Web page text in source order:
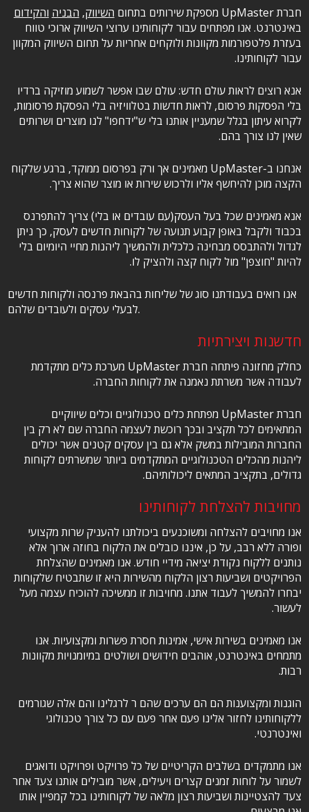
חברת UpMaster מספקת שירותים בתחום השיווק, הבניה והקידום
באינטרנט. אנו מפתחים עבור לקוחותינו ערוצי השיווק ארוכי טווח
בעזרת פלטפורמות מקוונות ולוקחים אחריות על תחום השיווק המקוון
עבור לקוחותינו.
אנא רוצים לראות עולם חדש: עולם שבו אפשר לשמוע מוזיקה ברדיו
בלי הפסקות פרסום, לראות חדשות בטלוויזיה בלי הפסקת פרסומות,
לקרוא עיתון בגלל שמעניין אותנו בלי ש"ידחפו" לנו מוצרים ושרותים
שאין לנו צורך בהם.
אנחנו ב-UpMaster מאמינים אך ורק בפרסום ממוקד, ברגע שלקוח
הקצה מוכן להיחשף אליו ולרכוש שירות או מוצר שהוא צריך.
אנא מאמינים שכל בעל העסק(עם עובדים או בלי) צריך להתפרנס
בכבוד ולקבל באופן קבוע תנועה של לקוחות חדשים לעסק, כך ניתן
לגדול ולהתבסס מבחינה כלכלית ולהמשיך ליהנות מחיי היומיום בלי
להיות "חוצפן" מול לקוח קצה ולהציק לו.
אנו רואים בעבודתנו סוג של שליחות בהבאת פרנסה ולקוחות חדשים
לבעלי עסקים ולעובדים שלהם.
חדשנות ויצירתיות
כחלק מחזונה פיתחה חברת UpMaster מערכת כלים מתקדמת
לעבודה אשר משרתת נאמנה את לקוחות החברה.
חברת UpMaster מפתחת כלים טכנולוגיים וכלים שיווקיים
המתאימים לכל תקציב ובכך רוכשת לעצמה החברה שם לא רק בין
החברות המובילות במשק אלא גם בין עסקים קטנים אשר יכולים
ליהנות מהכלים הטכנולוגיים המתקדמים ביותר שמשרתים לקוחות
גדולים, בתקציב המתאים ליכולותיהם.
מחויבות להצלחת לקוחותינו
אנו מחויבים להצלחה ומשוכנעים ביכולתנו להעניק שרות מקצועי
ופורה ללא רבב, על כן, איננו כובלים את הלקוח בחוזה ארוך אלא
נותנים ללקוח נקודת יציאה מידיי חודש. אנו מאמינים שהצלחת
הפרויקטים ושביעות רצון הלקוח מהשירות היא זו שתבטיח שלקוחות
יבחרו להמשיך לעבוד אתנו. מחויבות זו ממשיכה להוכיח עצמה מעל
לעשור.
אנו מאמינים בשירות אישי, אמינות חסרת פשרות ומקצועיות. אנו
מתמחים באינטרנט, אוהבים חידושים ושולטים במיומנויות מקוונות
רבות.
הוגנות ומקצוענות הם הם ערכים שהם ר לרגלינו והם אלה שגורמים
ללקוחותינו לחזור אלינו פעם אחר פעם עם כל צורך טכנולוגי
ואינטרנטי.
אנו מתמקדים בשלבים הקריטיים של כל פרויקט ופרויקט ודואגים
לשמור על לוחות זמנים קצרים ויעילים, אשר מובילים אותנו צעד אחר
צעד להצטיינות ושביעות רצון מלאה של לקוחותינו בכל קמפיין אותו